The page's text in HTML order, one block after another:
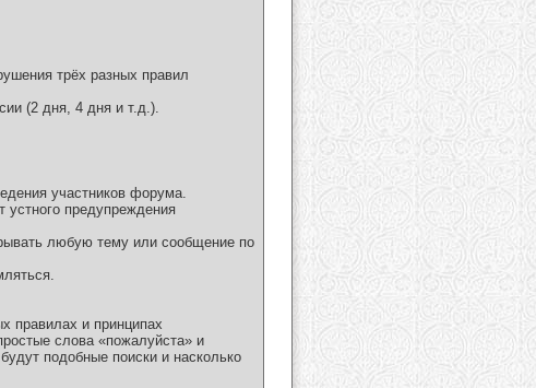
трёх разных правил
(2 дня, 4 дня и т.д.).
участников форума.
устного предупреждения
любую тему или сообщение по
правилах и принципах
слова «пожалуйста» и
подобные поиски и насколько